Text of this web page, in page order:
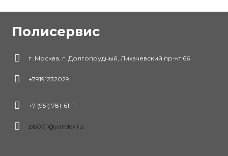
Полисервис
г. Москва, г. Долгопрудный, Лихачевский пр-кт 66
+79191232029
+7 (951) 781-61-11
pls001@yandex.ru